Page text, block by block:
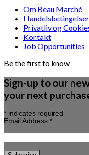
Om Beau Marché
Handelsbetingelser
Privatliv og
Kontakt
Job Opportunities
Be the first to know
Sign-up to our
your next
* indicates required
Email Address *